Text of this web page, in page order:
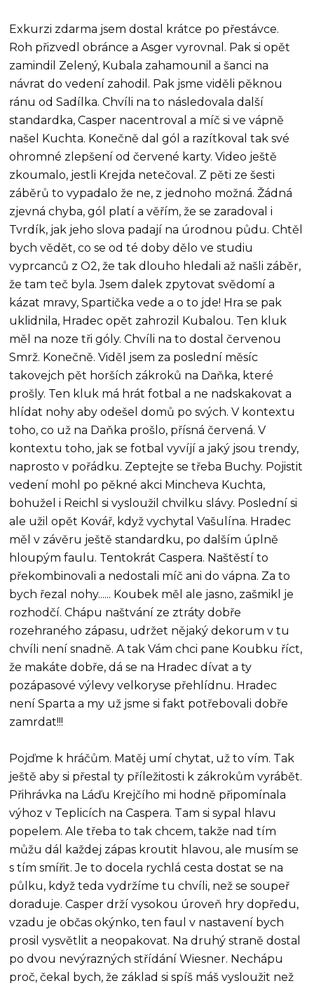
Exkurzi zdarma jsem dostal krátce po přestávce.
Roh přizvedl obránce a Asger vyrovnal. Pak si opět
zamindil Zelený, Kubala zahamounil a šanci na
návrat do vedení zahodil. Pak jsme viděli pěknou
ránu od Sadílka. Chvíli na to následovala další
standardka, Casper nacentroval a míč si ve vápně
našel Kuchta. Konečně dal gól a razítkoval tak své
ohromné zlepšení od červené karty. Video ještě
zkoumalo, jestli Krejda netečoval. Z pěti ze šesti
záběrů to vypadalo že ne, z jednoho možná. Žádná
zjevná chyba, gól platí a věřím, že se zaradoval i
Tvrdík, jak jeho slova padají na úrodnou půdu. Chtěl
bych vědět, co se od té doby dělo ve studiu
vyprcanců z O2, že tak dlouho hledali až našli záběr,
že tam teč byla. Jsem dalek zpytovat svědomí a
kázat mravy, Spartička vede a o to jde! Hra se pak
uklidnila, Hradec opět zahrozil Kubalou. Ten kluk
měl na noze tři góly. Chvíli na to dostal červenou
Smrž. Konečně. Viděl jsem za poslední měsíc
takovejch pět horších zákroků na Daňka, které
prošly. Ten kluk má hrát fotbal a ne nadskakovat a
hlídat nohy aby odešel domů po svých. V kontextu
toho, co už na Daňka prošlo, přísná červená. V
kontextu toho, jak se fotbal vyvíjí a jaký jsou trendy,
naprosto v pořádku. Zeptejte se třeba Buchy. Pojistit
vedení mohl po pěkné akci Mincheva Kuchta,
bohužel i Reichl si vysloužil chvilku slávy. Poslední si
ale užil opět Kovář, když vychytal Vašulína. Hradec
měl v závěru ještě standardku, po dalším úplně
hloupým faulu. Tentokrát Caspera. Naštěstí to
překombinovali a nedostali míč ani do vápna. Za to
bych řezal nohy...... Koubek měl ale jasno, zašmikl je
rozhodčí. Chápu naštvání ze ztráty dobře
rozehraného zápasu, udržet nějaký dekorum v tu
chvíli není snadně. A tak Vám chci pane Koubku říct,
že makáte dobře, dá se na Hradec dívat a ty
pozápasové výlevy velkoryse přehlídnu. Hradec
není Sparta a my už jsme si fakt potřebovali dobře
zamrdat!!!
Pojďme k hráčům. Matěj umí chytat, už to vím. Tak
ještě aby si přestal ty příležitosti k zákrokům vyrábět.
Přihrávka na Láďu Krejčího mi hodně připomínala
výhoz v Teplicích na Caspera. Tam si sypal hlavu
popelem. Ale třeba to tak chcem, takže nad tím
můžu dál každej zápas kroutit hlavou, ale musím se
s tím smířit. Je to docela rychlá cesta dostat se na
půlku, když teda vydržíme tu chvíli, než se soupeř
doraduje. Casper drží vysokou úroveň hry dopředu,
vzadu je občas okýnko, ten faul v nastavení bych
prosil vysvětlit a neopakovat. Na druhý straně dostal
po dvou nevýrazných střídání Wiesner. Nechápu
proč, čekal bych, že základ si spíš máš vysloužit než